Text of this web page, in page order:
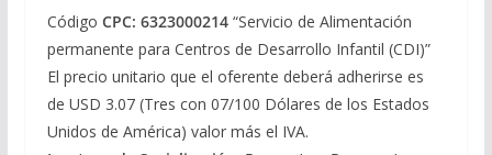
Código CPC: 6323000214“Servicio de Alimentación
permanente para Centros de Desarrollo Infantil (CDI)”
El precio unitario que el oferente deberá adherirse es
de USD 3.07 (Tres con 07/100 Dólares de los Estados
Unidos de América) valor más el IVA.